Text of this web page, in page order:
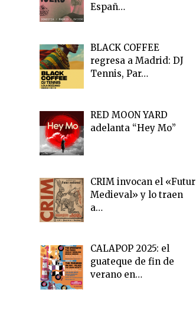
Españ…
BLACK COFFEE
regresa a Madrid: DJ
Tennis, Par…
RED MOON YARD
adelanta “Hey Mo”
CRIM invocan el «Futur
Medieval» y lo traen
a…
CALAPOP 2025: el
guateque de fin de
verano en…